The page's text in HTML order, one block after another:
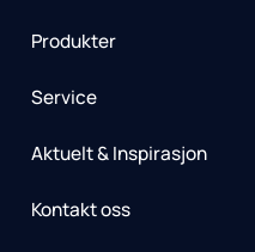
Produkter
Service
Aktuelt & Inspirasjon
Kontakt oss